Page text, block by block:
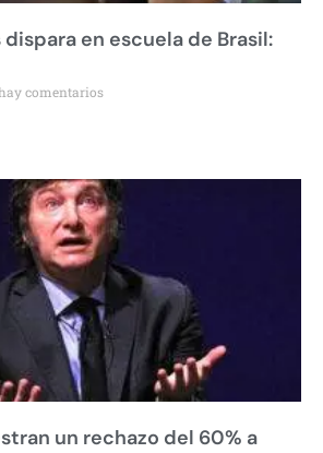
dispara en escuela de Brasil:
comentarios
un rechazo del 60% a